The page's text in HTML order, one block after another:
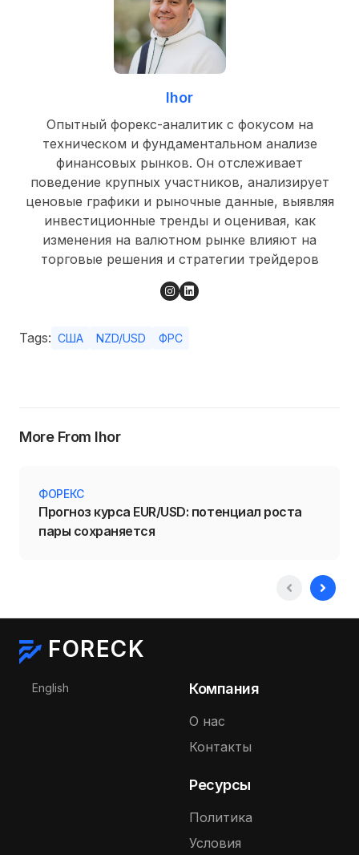
Ihor
Опытный форекс-аналитик с фокусом на
техническом и фундаментальном анализе
финансовых рынков. Он отслеживает
поведение крупных участников, анализирует
ценовые графики и рыночные данные, выявляя
инвестиционные тренды и оценивая, как
изменения на валютном рынке влияют на
торговые решения и стратегии трейдеров
Tags: США NZD/USD ФРС
More From Ihor
ФОРЕКС
Прогноз курса EUR/USD: потенциал роста
пары сохраняется
FORECK
Выберите язык
English Компания
О нас
Контакты
Ресурсы
Политика
Условия